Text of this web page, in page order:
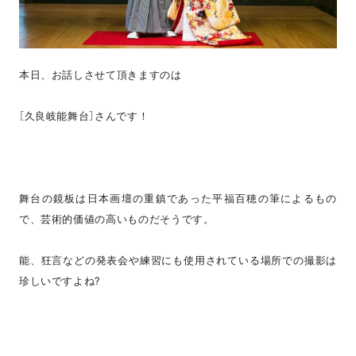
本日、お話しさせて頂きますのは
［久良岐能舞台］さんです！
舞台の鏡板は日本画壇の重鎮であった平福百穂の筆によるもの
で、芸術的価値の高いものだそうです。
能、狂言などの発表会や練習にも使用されている場所での撮影は
珍しいですよね?